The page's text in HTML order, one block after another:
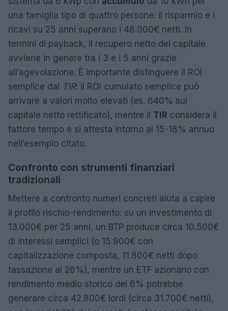
una famiglia tipo di quattro persone: il risparmio e i
ricavi su 25 anni superano i 48.000€ netti. In
termini di payback, il recupero netto del capitale
avviene in genere tra i 3 e i 5 anni grazie
all’agevolazione. È importante distinguere il ROI
semplice dal
TIR: il ROI cumulato semplice può
arrivare a valori molto elevati (es. 640% sul
capitale netto rettificato), mentre il TIR considera il
fattore tempo e si attesta intorno al 15-18% annuo
nell’esempio citato.
Confronto con strumenti finanziari
tradizionali
Mettere a confronto numeri concreti aiuta a capire
il profilo rischio-rendimento: su un investimento di
13.000€ per 25 anni, un BTP produce circa 10.500€
di interessi semplici (o 15.900€ con
capitalizzazione composta, 11.800€ netti dopo
tassazione al 26%), mentre un ETF azionario con
rendimento medio storico del 6% potrebbe
generare circa 42.800€ lordi (circa 31.700€ netti),